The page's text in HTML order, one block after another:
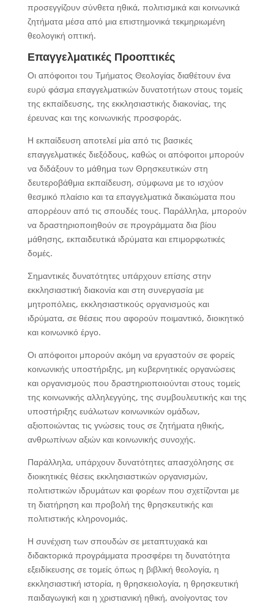
προσεγγίζουν σύνθετα ηθικά, πολιτισμικά και κοινωνικά
ζητήματα μέσα από μια επιστημονικά τεκμηριωμένη
θεολογική οπτική.
Επαγγελματικές Προοπτικές
Οι απόφοιτοι του Τμήματος Θεολογίας διαθέτουν ένα
ευρύ φάσμα επαγγελματικών δυνατοτήτων στους τομείς
της εκπαίδευσης, της εκκλησιαστικής διακονίας, της
έρευνας και της κοινωνικής προσφοράς.
Η εκπαίδευση αποτελεί μία από τις βασικές
επαγγελματικές διεξόδους, καθώς οι απόφοιτοι μπορούν
να διδάξουν το μάθημα των Θρησκευτικών στη
δευτεροβάθμια εκπαίδευση, σύμφωνα με το ισχύον
θεσμικό πλαίσιο και τα επαγγελματικά δικαιώματα που
απορρέουν από τις σπουδές τους. Παράλληλα, μπορούν
να δραστηριοποιηθούν σε προγράμματα δια βίου
μάθησης, εκπαιδευτικά ιδρύματα και επιμορφωτικές
δομές.
Σημαντικές δυνατότητες υπάρχουν επίσης στην
εκκλησιαστική διακονία και στη συνεργασία με
μητροπόλεις, εκκλησιαστικούς οργανισμούς και
ιδρύματα, σε θέσεις που αφορούν ποιμαντικό, διοικητικό
και κοινωνικό έργο.
Οι απόφοιτοι μπορούν ακόμη να εργαστούν σε φορείς
κοινωνικής υποστήριξης, μη κυβερνητικές οργανώσεις
και οργανισμούς που δραστηριοποιούνται στους τομείς
της κοινωνικής αλληλεγγύης, της συμβουλευτικής και της
υποστήριξης ευάλωτων κοινωνικών ομάδων,
αξιοποιώντας τις γνώσεις τους σε ζητήματα ηθικής,
ανθρωπίνων αξιών και κοινωνικής συνοχής.
Παράλληλα, υπάρχουν δυνατότητες απασχόλησης σε
διοικητικές θέσεις εκκλησιαστικών οργανισμών,
πολιτιστικών ιδρυμάτων και φορέων που σχετίζονται με
τη διατήρηση και προβολή της θρησκευτικής και
πολιτιστικής κληρονομιάς.
Η συνέχιση των σπουδών σε μεταπτυχιακά και
διδακτορικά προγράμματα προσφέρει τη δυνατότητα
εξειδίκευσης σε τομείς όπως η βιβλική θεολογία, η
εκκλησιαστική ιστορία, η θρησκειολογία, η θρησκευτική
παιδαγωγική και η χριστιανική ηθική, ανοίγοντας τον